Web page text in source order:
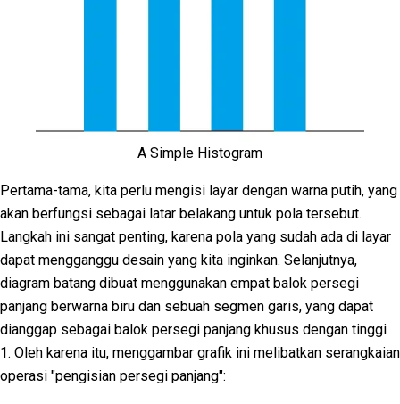
A Simple Histogram
Pertama-tama, kita perlu mengisi layar dengan warna putih, yang
akan berfungsi sebagai latar belakang untuk pola tersebut.
Langkah ini sangat penting, karena pola yang sudah ada di layar
dapat mengganggu desain yang kita inginkan. Selanjutnya,
diagram batang dibuat menggunakan empat balok persegi
panjang berwarna biru dan sebuah segmen garis, yang dapat
dianggap sebagai balok persegi panjang khusus dengan tinggi
1. Oleh karena itu, menggambar grafik ini melibatkan serangkaian
operasi "pengisian persegi panjang":